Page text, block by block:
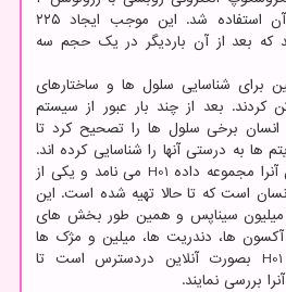
نانومتر برای تصویربرداری آن استفاده شد. این موجب ایجاد ۲۲۵
که بعد از آن باردیگر در یک حجم سه
برای شناسایی سلول ها و ساختارهای
کردند. بعد از چند بار عبور از سیستم
برخی سلول ها را تصحیح کرد تا
ها به درستی آنها را شناسایی کرده اند.
نتیجه نهایی آن شد که گوگل آنرا مجموعه داده H01 می نامد و یکی از
است که تا حالا تهیه شده است. این
شامل ۵۰ هزار سلول و ۱۳۰ میلیون سیناپس و همین طور بخش های
آکسون ها، دندریت ها، میلین و مژک ها
است. حالا مجموعه داده H01 بصورت آنلاین دردسترس است تا
بررسی نمایند.